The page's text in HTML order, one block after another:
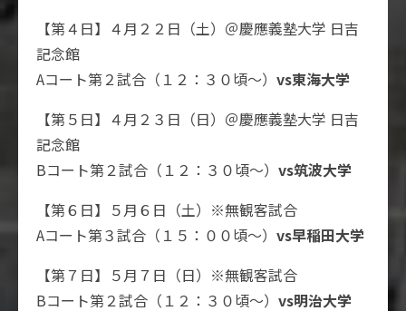
【第４日】４月２２日（土）＠慶應義塾大学 日吉
記念館
Aコート第２試合（１２：３０頃～） vs東海大学
【第５日】４月２３日（日）＠慶應義塾大学 日吉
記念館
Bコート第２試合（１２：３０頃～） vs筑波大学
【第６日】５月６日（土）※無観客試合
Aコート第３試合（１５：００頃～） vs早稲田大学
【第７日】５月７日（日）※無観客試合
Bコート第２試合（１２：３０頃～） vs明治大学